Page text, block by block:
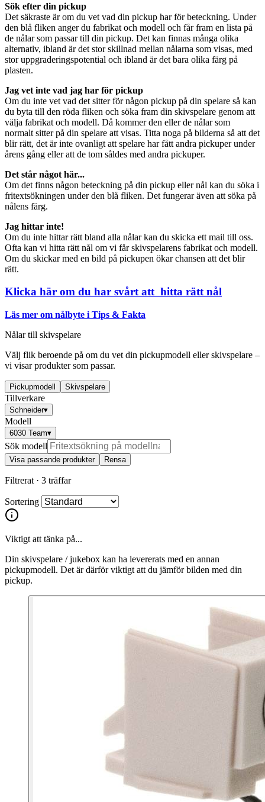
Sök efter din pickup
Det säkraste är om du vet vad din pickup har för beteckning. Under
den blå fliken anger du fabrikat och modell och får fram en lista på
de nålar som passar till din pickup. Det kan finnas många olika
alternativ, ibland är det stor skillnad mellan nålarna som visas, med
stor uppgraderingspotential och ibland är det bara olika färg på
plasten.
Jag vet inte vad jag har för pickup
Om du inte vet vad det sitter för någon pickup på din spelare så kan
du byta till den röda fliken och söka fram din skivspelare genom att
välja fabrikat och modell. Då kommer den eller de nålar som
normalt sitter på din spelare att visas. Titta noga på bilderna så att det
blir rätt, det är inte ovanligt att spelare har fått andra pickuper under
årens gång eller att de tom såldes med andra pickuper.
Det står något här...
Om det finns någon beteckning på din pickup eller nål kan du söka i
fritextsökningen under den blå fliken. Det fungerar även att söka på
nålens färg.
Jag hittar inte!
Om du inte hittar rätt bland alla nålar kan du skicka ett mail till oss.
Ofta kan vi hitta rätt nål om vi får skivspelarens fabrikat och modell.
Om du skickar med en bild på pickupen ökar chansen att det blir
rätt.
Klicka här om du har svårt att hitta rätt nål
Läs mer om nålbyte i Tips & Fakta
Nålar till skivspelare
Välj flik beroende på om du vet din pickupmodell eller skivspelare –
vi visar produkter som passar.
Pickupmodell Skivspelare
Tillverkare
Schneider▾
Modell
6030 Team▾
Sök modell
Visa passande produkter Rensa
Filtrerat · 3 träffar
Sortering
Viktigt att tänka på...
Din skivspelare / jukebox kan ha levererats med en annan
pickupmodell. Det är därför viktigt att du jämför bilden med din
pickup.